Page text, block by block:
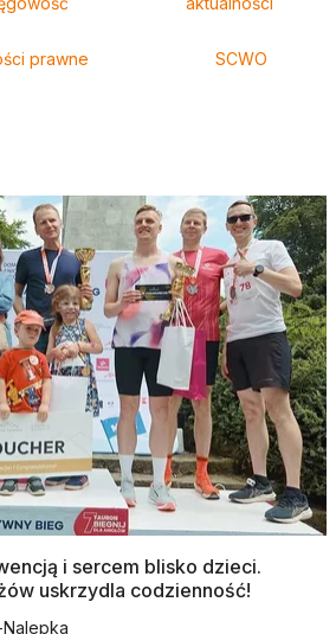
prawne SCWO
i sercem blisko dzieci.
uskrzydla codzienność!